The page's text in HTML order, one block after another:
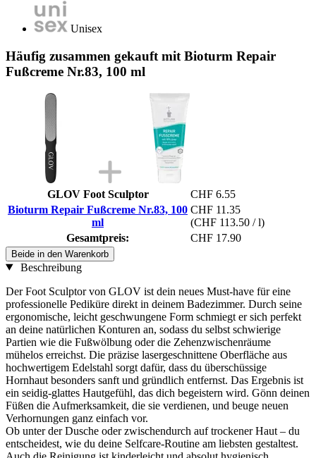
Unisex
Häufig zusammen gekauft mit Bioturm Repair
Fußcreme Nr.83, 100 ml
GLOV Foot Sculptor
CHF 6.55
Bioturm Repair Fußcreme Nr.83, 100
ml
CHF 11.35
(CHF 113.50 / l)
Gesamtpreis:
CHF 17.90
Beide in den Warenkorb
Beschreibung
Der Foot Sculptor von GLOV ist dein neues Must-have für eine
professionelle Pediküre direkt in deinem Badezimmer. Durch seine
ergonomische, leicht geschwungene Form schmiegt er sich perfekt
an deine natürlichen Konturen an, sodass du selbst schwierige
Partien wie die Fußwölbung oder die Zehenzwischenräume
mühelos erreichst. Die präzise lasergeschnittene Oberfläche aus
hochwertigem Edelstahl sorgt dafür, dass du überschüssige
Hornhaut besonders sanft und gründlich entfernst. Das Ergebnis ist
ein seidig-glattes Hautgefühl, das dich begeistern wird. Gönn deinen
Füßen die Aufmerksamkeit, die sie verdienen, und beuge neuen
Verhornungen ganz einfach vor.
Ob unter der Dusche oder zwischendurch auf trockener Haut – du
entscheidest, wie du deine Selfcare-Routine am liebsten gestaltest.